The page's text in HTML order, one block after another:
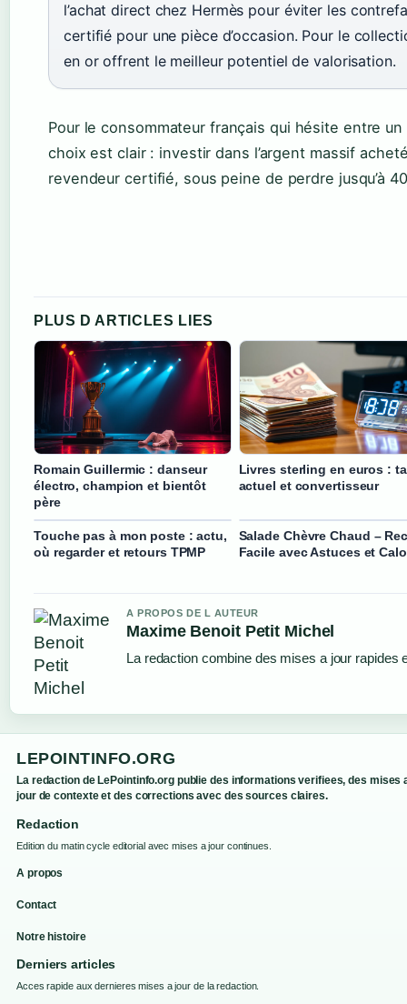
l’achat direct chez Hermès pour éviter les
certifié pour une pièce d’occasion. Pour le
en or offrent le meilleur potentiel de valorisation.
Pour le consommateur français qui hésite entre
choix est clair : investir dans l’argent massif
revendeur certifié, sous peine de perdre jusqu’à
PLUS D ARTICLES LIES
Romain Guillermic : danseur
électro, champion et bientôt
père
Livres sterling en euros :
actuel et convertisseur
Touche pas à mon poste : actu,
où regarder et retours TPMP
Salade Chèvre Chaud –
Facile avec Astuces et
A PROPOS DE L AUTEUR
Maxime Benoit Petit Michel
La redaction combine des mises a jour rapides
LEPOINTINFO.ORG
La redaction de LePointinfo.org publie des informations verifiees, des mises
jour de contexte et des corrections avec des sources claires.
Redaction
Edition du matin cycle editorial avec mises a jour continues.
A propos
Contact
Notre histoire
Derniers articles
Acces rapide aux dernieres mises a jour de la redaction.